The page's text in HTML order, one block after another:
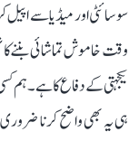
سوسائٹی اور میڈیا سے
وقت خاموش تماشائی بننے
یکجہتی کے دفاع کا ہے۔
ہی یہ بھی واضح کرنا